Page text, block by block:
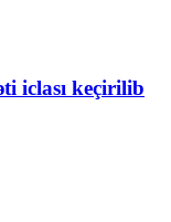
iclası keçirilib